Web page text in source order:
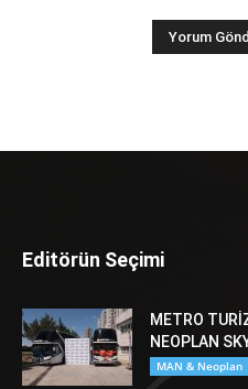
Editörün Seçimi
METRO
NEOPLAN
MAN & Neoplan